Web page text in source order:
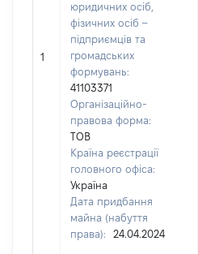
1
юридичних осіб,
фізичних осіб –
підприємців та
громадських
формувань:
41103371
Організаційно-
правова форма:
ТОВ
Країна реєстрації
головного офіса:
Україна
Дата придбання
майна (набуття
права):
24.04.2024